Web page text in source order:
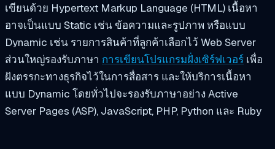
เขียนด้วย Hypertext Markup Language (HTML) เนื้อหา
อาจเป็นแบบ Static เช่น ข้อความและรูปภาพ หรือแบบ
Dynamic เช่น รายการสินค้าที่ลูกค้าเลือกไว้ Web Server
ส่วนใหญ่รองรับภาษา การเขียนโปรแกรมฝั่งเซิร์ฟเวอร์ เพื่อ
ฝังตรรกะทางธุรกิจไว้ในการสื่อสาร และให้บริการเนื้อหา
แบบ Dynamic โดยทั่วไปจะรองรับภาษาอย่าง Active
Server Pages (ASP), JavaScript, PHP, Python และ Ruby